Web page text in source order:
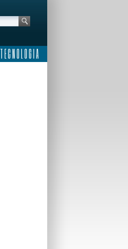
T E C N O L O G I A